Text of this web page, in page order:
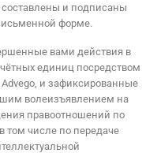
и подписаны
форме.
вами действия в
единиц посредством
и зафиксированные
волеизъявлением на
правоотношений по
числе по передаче